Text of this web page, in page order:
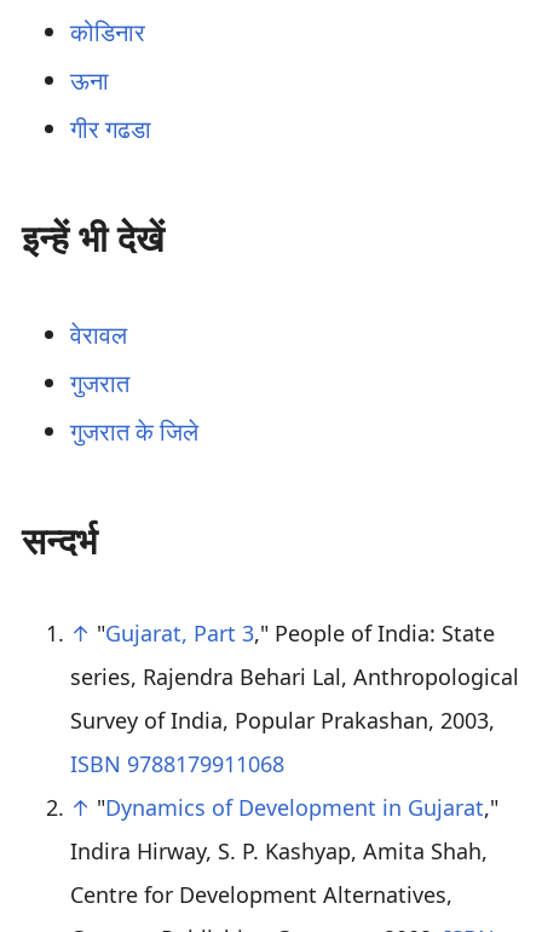
कोडिनार
ऊना
गीर गढडा
इन्हें भी देखें
वेरावल
गुजरात
गुजरात के जिले
सन्दर्भ
↑ "Gujarat, Part 3," People of India: State
series, Rajendra Behari Lal, Anthropological
Survey of India, Popular Prakashan, 2003,
ISBN 9788179911068
↑ "Dynamics of Development in Gujarat,"
Indira Hirway, S. P. Kashyap, Amita Shah,
Centre for Development Alternatives,